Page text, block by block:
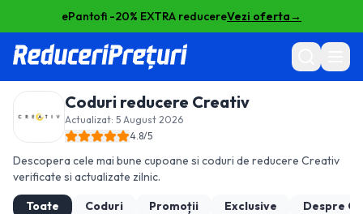
ePantofi -20% EXTRA reducereVezi oferta→
Coduri reducere Creativ
Actualizat: 5 August 2026
4.8/5
Descopera cele mai bune cupoane si coduri de reducere Creativ
verificate si actualizate zilnic.
Toate
Coduri Promoții Exclusive Despre